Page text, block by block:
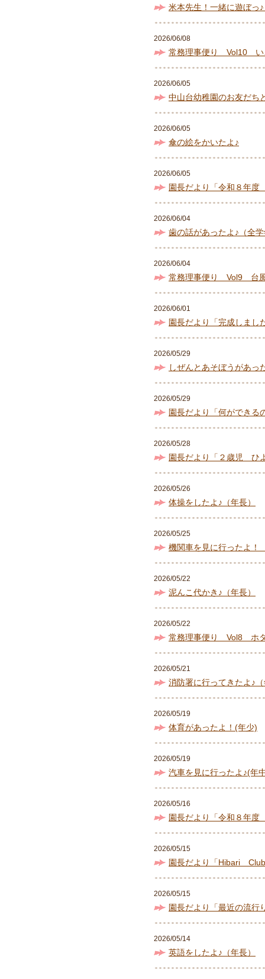
米本先生！一緒に遊ぼっ
2026/06/08
常務理事便り Vol10 い
2026/06/05
中山台幼稚園のお友だち
2026/06/05
傘の絵をかいたよ♪
2026/06/05
園長だより「令和８年
2026/06/04
歯の話があったよ♪（全
2026/06/04
常務理事便り Vol9 台
2026/06/01
園長だより「完成しまし
2026/05/29
しぜんとあそぼうがあっ
2026/05/29
園長だより「何ができる
2026/05/28
園長だより「２歳児 ひ
2026/05/26
体操をしたよ♪（年長）
2026/05/25
機関車を見に行ったよ！
2026/05/22
泥んこ代かき♪（年長）
2026/05/22
常務理事便り Vol8 ホ
2026/05/21
消防署に行ってきたよ♪
2026/05/19
体育があったよ！(年少)
2026/05/19
汽車を見に行ったよ♪(年
2026/05/16
園長だより「令和８年
2026/05/15
園長だより「Hibari
2026/05/15
園長だより「最近の流行
2026/05/14
英語をしたよ♪（年長）